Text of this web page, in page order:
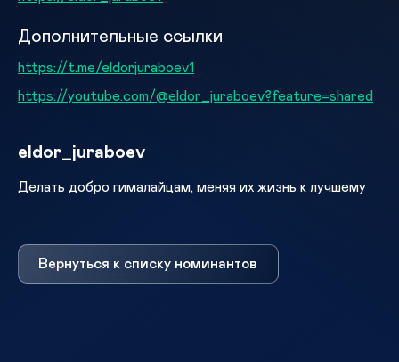
Дополнительные ссылки
https://t.me/eldorjuraboev1
https://youtube.com/@eldor_juraboev?feature=shared
eldor_juraboev
Делать добро гималайцам, меняя их жизнь к лучшему
Вернуться к списку номинантов